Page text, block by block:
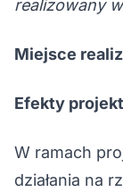
realizowany
Miejsce
Efekty
W ramach
działania na